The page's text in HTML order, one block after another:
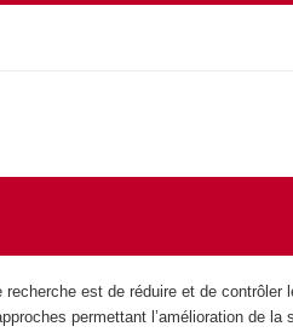
est de réduire et de
permettant l’amélioration de la